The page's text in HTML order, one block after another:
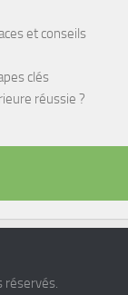
et conseils
clés
réussie ?
réservés.